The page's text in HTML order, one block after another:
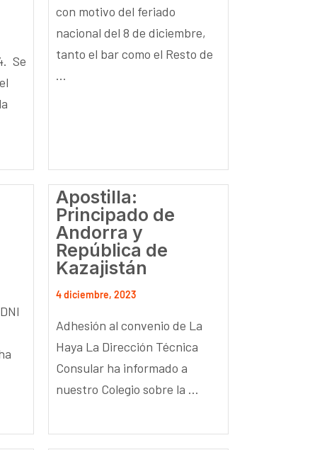
Se
con motivo del feriado
nacional del 8 de diciembre,
tanto el bar como el Resto de
...
Apostilla:
Principado de
Andorra y
República de
Kazajistán
4 diciembre, 2023
Adhesión al convenio de La
Haya La Dirección Técnica
Consular ha informado a
nuestro Colegio sobre la ...